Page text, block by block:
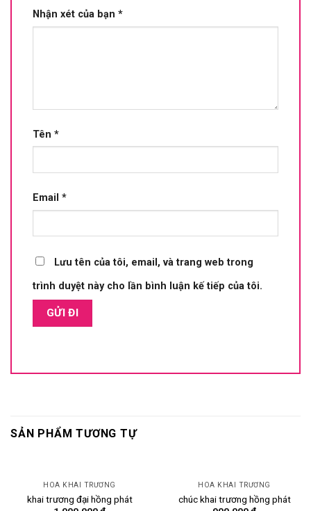
Nhận xét của bạn *
Tên *
Email *
Lưu tên của tôi, email, và trang web trong
trình duyệt này cho lần bình luận kế tiếp của tôi.
SẢN PHẨM TƯƠNG TỰ
HOA KHAI TRƯƠNG
khai trương đại hồng phát
HOA KHAI TRƯƠNG
chúc khai trương hồng phát